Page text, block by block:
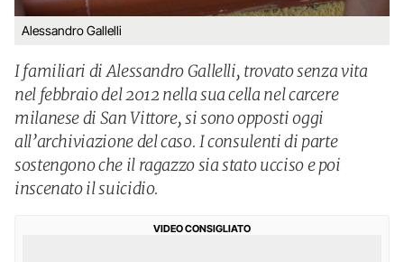
Alessandro Gallelli
I familiari di Alessandro Gallelli, trovato senza vita
nel febbraio del 2012 nella sua cella nel carcere
milanese di San Vittore, si sono opposti oggi
all’archiviazione del caso. I consulenti di parte
sostengono che il ragazzo sia stato ucciso e poi
inscenato il suicidio.
VIDEO CONSIGLIATO